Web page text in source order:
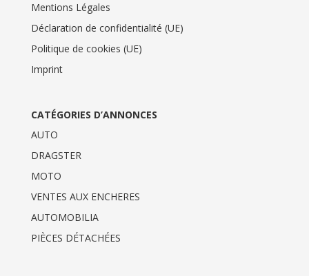
Mentions Légales
Déclaration de confidentialité (UE)
Politique de cookies (UE)
Imprint
CATÉGORIES D’ANNONCES
AUTO
DRAGSTER
MOTO
VENTES AUX ENCHERES
AUTOMOBILIA
PIÈCES DÉTACHÉES